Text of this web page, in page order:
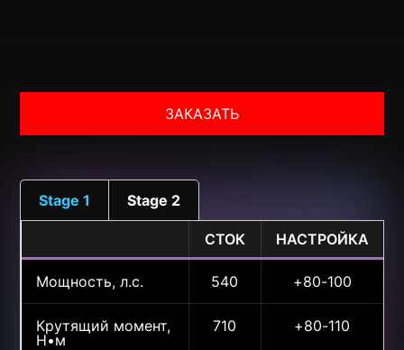
ЗАКАЗАТЬ
Stage 1 Stage 2
СТОК НАСТРОЙКА
Мощность, л.с. 540 +80-100
Крутящий момент,
Н•м
710 +80-110